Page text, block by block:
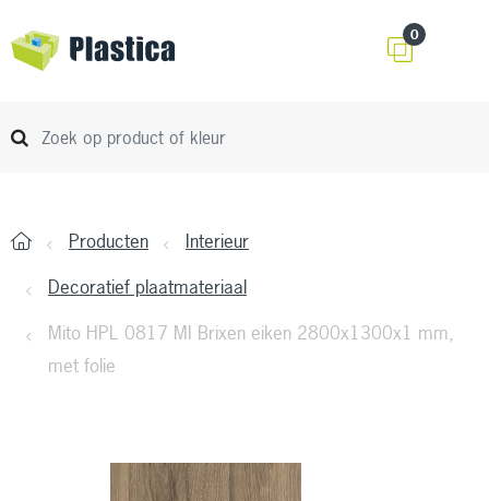
0
Producten
Interieur
Decoratief plaatmateriaal
Mito HPL 0817 MI Brixen eiken 2800x1300x1 mm,
met folie